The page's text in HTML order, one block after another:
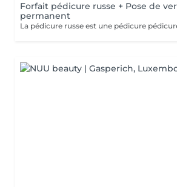
Forfait pédicure russe + Pose de
permanent